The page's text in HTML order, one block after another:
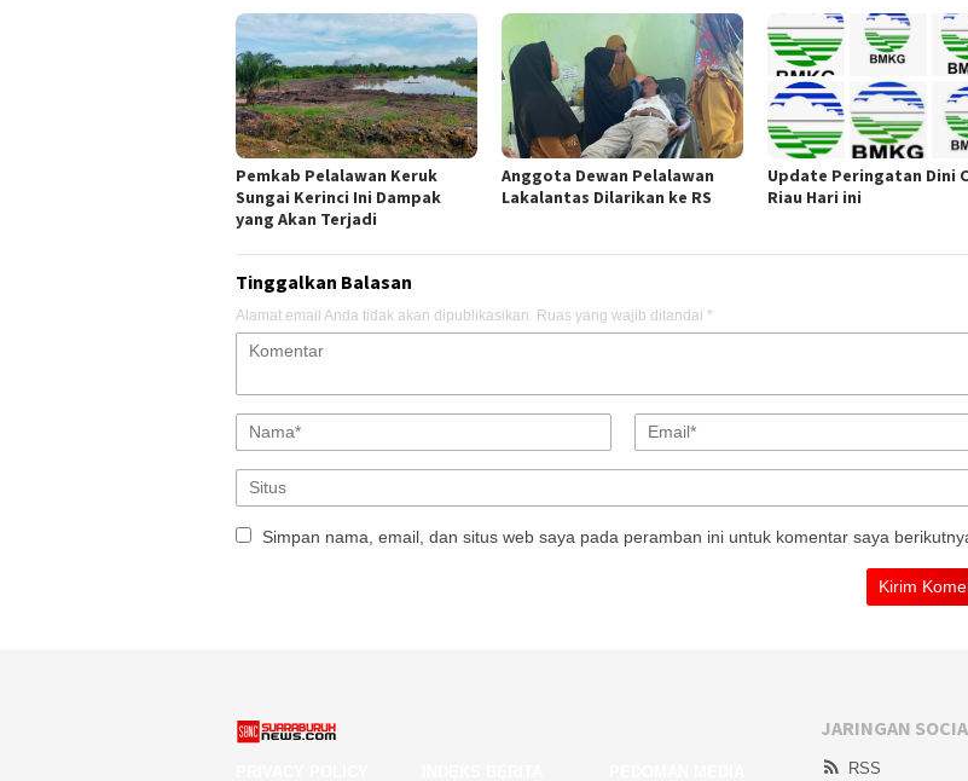
Pemkab Pelalawan Keruk
Sungai Kerinci Ini Dampak
yang Akan Terjadi
Anggota Dewan Pelalawan
Lakalantas Dilarikan ke RS
Update Peringatan Dini
Riau Hari ini
Tinggalkan Balasan
Alamat email Anda tidak akan dipublikasikan. Ruas yang wajib ditandai *
Simpan nama, email, dan situs web saya pada peramban ini untuk komentar saya
JARINGAN
RSS